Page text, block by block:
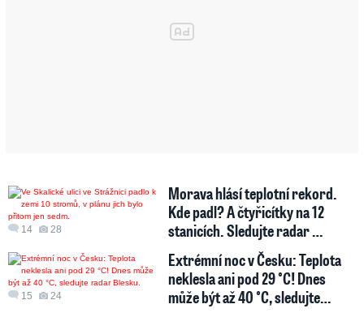
14 28
Morava hlásí teplotní rekord.
Kde padl? A čtyřicítky na 12
stanicích. Sledujte radar …
15 24
Extrémní noc v Česku: Teplota
neklesla ani pod 29 °C! Dnes
může být až 40 °C, sledujte…